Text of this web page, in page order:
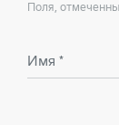
Поля,
Имя *